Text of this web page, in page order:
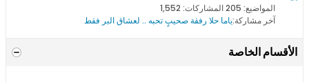
المواضيع: 205 المشاركات: 1,552
آخر مشاركة:ياما حلا رفقة صحيبٍ تحبه .. لعشاق البر فقط
الأقسام الخاصة